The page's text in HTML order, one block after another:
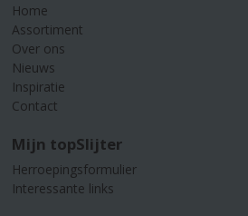
Home
Assortiment
Over ons
Nieuws
Inspiratie
Contact
Mijn topSlijter
Herroepingsformulier
Interessante links